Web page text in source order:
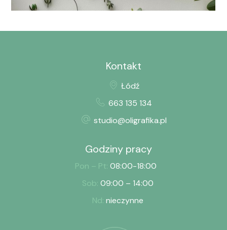
Kontakt
Łódź
663 135 134
studio@oligrafika.pl
Godziny pracy
Pon – Pt: 08:00-18:00
Sob: 09:00 – 14:00
Nd: nieczynne